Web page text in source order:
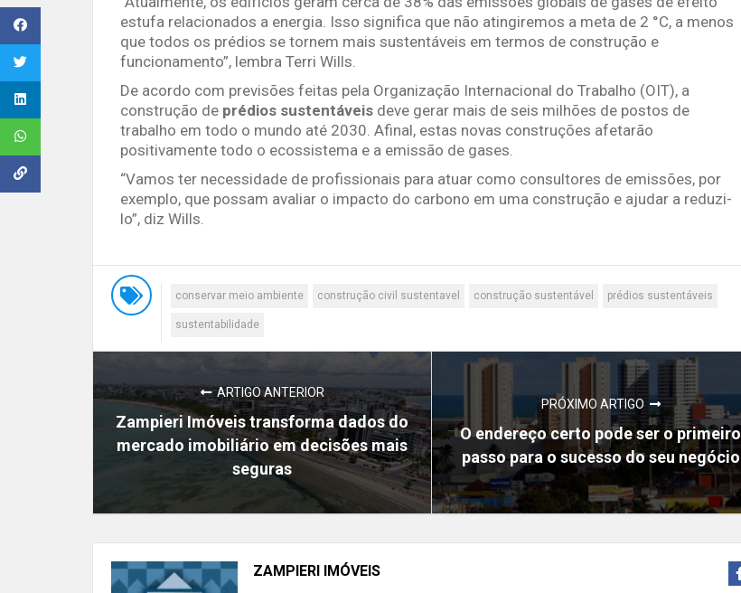
estufa relacionados a energia. Isso significa que não atingiremos a meta de 2 °C, a menos
que todos os prédios se tornem mais sustentáveis em termos de construção e
funcionamento”, lembra Terri Wills.
De acordo com previsões feitas pela Organização Internacional do Trabalho (OIT), a
construção de prédios sustentáveis deve gerar mais de seis milhões de postos de
trabalho em todo o mundo até 2030. Afinal, estas novas construções afetarão
positivamente todo o ecossistema e a emissão de gases.
“Vamos ter necessidade de profissionais para atuar como consultores de emissões, por
exemplo, que possam avaliar o impacto do carbono em uma construção e ajudar a reduzi-
lo”, diz Wills.
conservar meio ambiente construção civil sustentavel construção sustentável prédios sustentáveis
sustentabilidade
ARTIGO ANTERIOR
Zampieri Imóveis transforma dados do
mercado imobiliário em decisões mais
seguras
PRÓXIMO ARTIGO
O endereço certo pode ser o primeiro
passo para o sucesso do seu negócio
ZAMPIERI IMÓVEIS